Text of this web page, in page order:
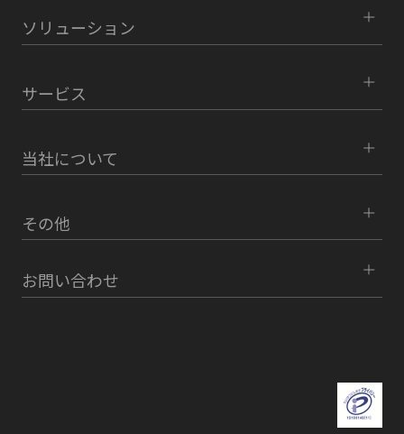
ソリューション
サービス
当社について
その他
お問い合わせ